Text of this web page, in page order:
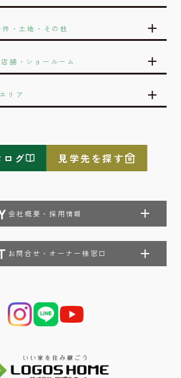
件・土地・その他
舗・ショールーム
リア
会社概要・採用情報
お問合せ・オーナー様窓口
ログ 見学先を探す